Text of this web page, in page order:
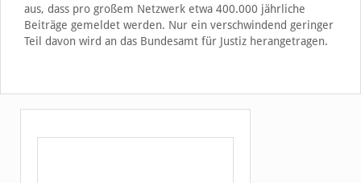
aus, dass pro großem Netzwerk etwa 400.000 jährliche
Beiträge gemeldet werden. Nur ein verschwindend geringer
Teil davon wird an das Bundesamt für Justiz herangetragen.